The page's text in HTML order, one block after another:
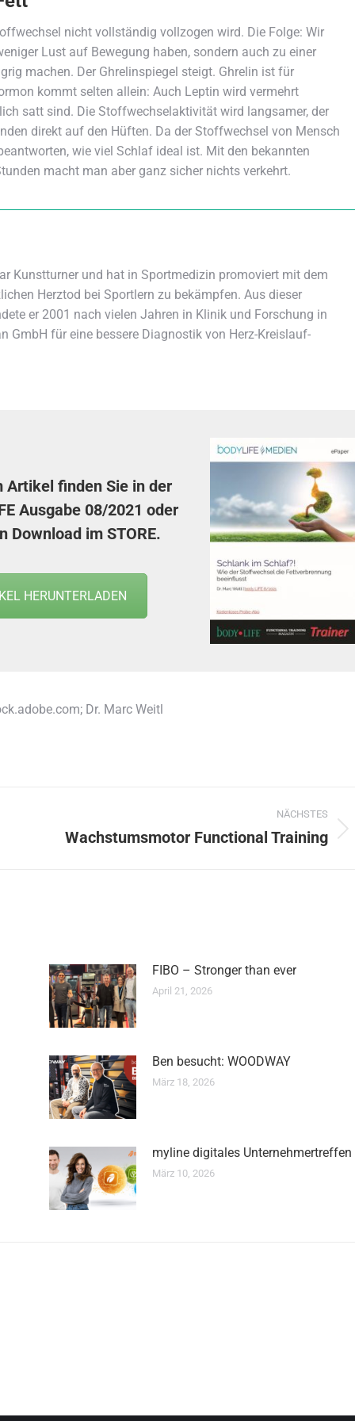
nicht vollständig vollzogen wird. Die Folge: Wir
Lust auf Bewegung haben, sondern auch zu einer
machen. Der Ghrelinspiegel steigt. Ghrelin ist für
kommt selten allein: Auch Leptin wird vermehrt
satt sind. Die Stoffwechselaktivität wird langsamer, der
direkt auf den Hüften. Da der Stoffwechsel von Mensch
wie viel Schlaf ideal ist. Mit den bekannten
macht man aber ganz sicher nichts verkehrt.
Kunstturner und hat in Sportmedizin promoviert mit dem
Herztod bei Sportlern zu bekämpfen. Aus dieser
er 2001 nach vielen Jahren in Klinik und Forschung in
GmbH für eine bessere Diagnostik von Herz-Kreislauf-
Artikel finden Sie in der
Ausgabe 08/2021 oder
Download im STORE.
HERUNTERLADEN
Dr. Marc Weitl
NÄCHSTES
Nächster
Wachstumsmotor Functional Training
FIBO – Stronger than ever
April 21, 2026
Ben besucht: WOODWAY
März 18, 2026
myline digitales Unternehmertreffen
März 10, 2026